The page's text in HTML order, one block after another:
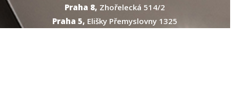
Praha 8, Zhořelecká 514/2
Praha 5, Elišky Přemyslovny 1325